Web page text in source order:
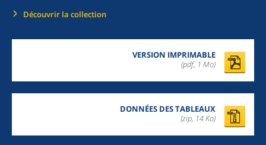
Découvrir la collection
VERSION IMPRIMABLE
(pdf, 1 Mo)
DONNÉES DES TABLEAUX
(zip, 14 Ko)